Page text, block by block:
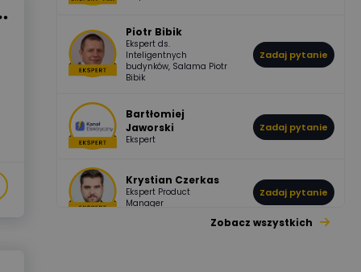
DawidZak 796
Odpowiedzi
244
Ocen
Piotr Bibik
Ekspert ds.
Inteligentnych
budynków, Salama Piotr
Bibik
Zadaj pytanie
Bartłomiej
Jaworski
Ekspert
Zadaj pytanie
Krystian Czerkas
Ekspert Product
Manager
Zadaj pytanie
Zobacz wszystkich